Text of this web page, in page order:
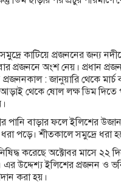
সমুদ্রে কাটিয়ে প্রজননের জন্য
প্রজননে অংশ নেয়। প্রধান
প্রজননকাল : জানুয়ারি থেকে
থেকে ষোল লক্ষ ডিম দিতে
পানি বাড়ার ফলে ইলিশের
ধরা পড়ে। শীতকালে সমুদ্রে
করেছে অক্টোবর মাসে ২২
উদ্দেশ্য ইলিশের প্রজনন ও
করা হয়।